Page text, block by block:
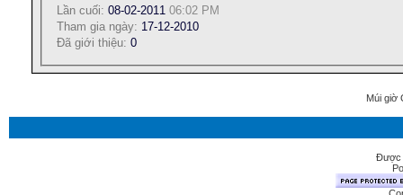
Lần cuối: 08-02-2011 06:02 PM
Tham gia ngày: 17-12-2010
Ðã giới thiệu: 0
Múi giờ
Được